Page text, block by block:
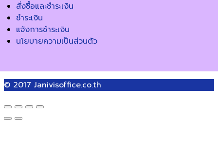
สั่งซื้อและชำระเงิน
ชำระเงิน
แจ้งการชำระเงิน
นโยบายความเป็นส่วนตัว
© 2017 Janivisoffice.co.th